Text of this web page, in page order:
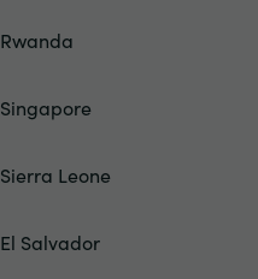
Rwanda
Singapore
Sierra Leone
El Salvador